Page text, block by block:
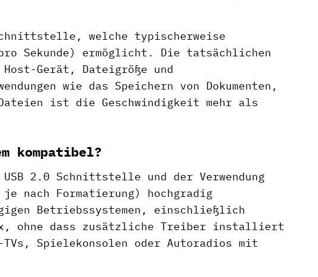
welche typischerweise
Sekunde) ermöglicht. Die tatsächlichen
Gerät, Dateigröße und
wie das Speichern von Dokumenten,
ist die Geschwindigkeit mehr als
kompatibel?
2.0 Schnittstelle und der Verwendung
je nach Formatierung) hochgradig
Betriebssystemen, einschließlich
ohne dass zusätzliche Treiber installiert
TVs, Spielekonsolen oder Autoradios mit